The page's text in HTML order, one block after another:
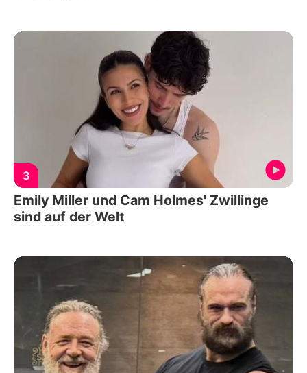
3
Emily Miller und Cam Holmes' Zwillinge
sind auf der Welt